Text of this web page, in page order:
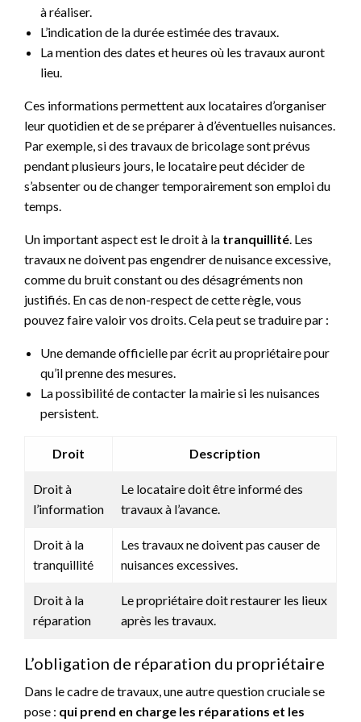
à réaliser.
L’indication de la durée estimée des travaux.
La mention des dates et heures où les travaux auront
lieu.
Ces informations permettent aux locataires d’organiser
leur quotidien et de se préparer à d’éventuelles nuisances.
Par exemple, si des travaux de bricolage sont prévus
pendant plusieurs jours, le locataire peut décider de
s’absenter ou de changer temporairement son emploi du
temps.
Un important aspect est le droit à la tranquillité . Les
travaux ne doivent pas engendrer de nuisance excessive,
comme du bruit constant ou des désagréments non
justifiés. En cas de non-respect de cette règle, vous
pouvez faire valoir vos droits. Cela peut se traduire par :
Une demande officielle par écrit au propriétaire pour
qu’il prenne des mesures.
La possibilité de contacter la mairie si les nuisances
persistent.
Droit Description
Droit à
l’information
Le locataire doit être informé des
travaux à l’avance.
Droit à la
tranquillité
Les travaux ne doivent pas causer de
nuisances excessives.
Droit à la
réparation
Le propriétaire doit restaurer les lieux
après les travaux.
L’obligation de réparation du propriétaire
Dans le cadre de travaux, une autre question cruciale se
pose : qui prend en charge les réparations et les